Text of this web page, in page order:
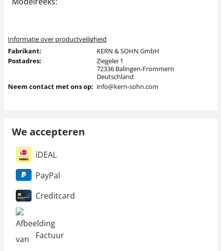
Informatie over productveiligheid
Fabrikant:
KERN & SOHN GmbH
Postadres:
Ziegelei 1
72336 Balingen-Frommern
Deutschland
Neem contact met ons op: info@kern-sohn.com
We accepteren
iDEAL
PayPal
Creditcard
Factuur